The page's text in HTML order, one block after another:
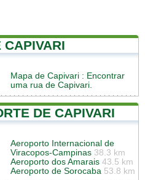
CAPIVARI
Mapa de Capivari : Encontrar
uma rua de Capivari.
DE CAPIVARI
Aeroporto Internacional de
Viracopos-Campinas 38.3 km
Aeroporto dos Amarais 43.5 km
Aeroporto de Sorocaba 53.8 km